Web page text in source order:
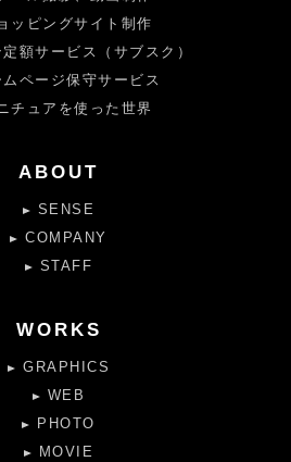
ッピングサイト制作
額サービス（サブスク）
ページ保守サービス
チュアを使った世界
ABOUT
SENSE
COMPANY
STAFF
WORKS
GRAPHICS
WEB
PHOTO
MOVIE